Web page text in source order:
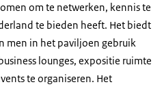
om te netwerken, kennis te
te bieden heeft. Het biedt
men in het paviljoen gebruik
lounges, expositie ruimte
te organiseren. Het